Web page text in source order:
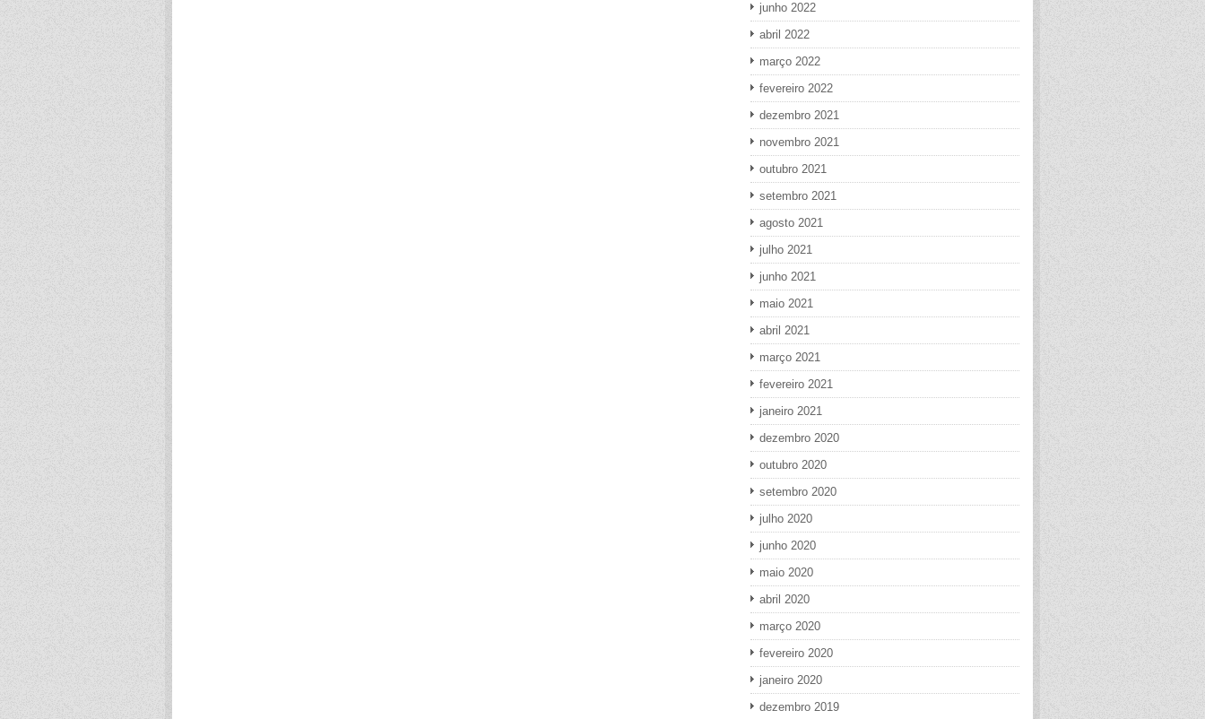
junho 2022
abril 2022
março 2022
fevereiro 2022
dezembro 2021
novembro 2021
outubro 2021
setembro 2021
agosto 2021
julho 2021
junho 2021
maio 2021
abril 2021
março 2021
fevereiro 2021
janeiro 2021
dezembro 2020
outubro 2020
setembro 2020
julho 2020
junho 2020
maio 2020
abril 2020
março 2020
fevereiro 2020
janeiro 2020
dezembro 2019